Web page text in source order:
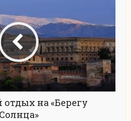
на «Берегу
Солнца»